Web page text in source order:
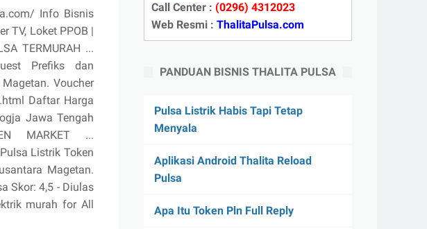
Info Bisnis
TV, Loket PPOB |
TERMURAH ...
Prefiks dan
Voucher
Daftar Harga
Jawa Tengah
MARKET ...
Listrik Token
Magetan.
Skor: 4,5 - ‎Diulas
murah for All
Call Center : (0296) 4312023
Web Resmi : ThalitaPulsa.com
PANDUAN BISNIS THALITA PULSA
Pulsa Listrik Habis Tapi Tetap
Menyala
Aplikasi Android Thalita Reload
Pulsa
Apa Itu Token Pln Full Reply